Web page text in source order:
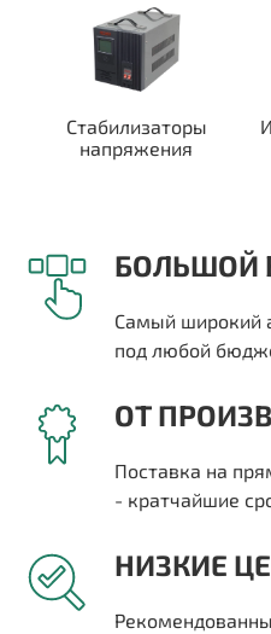
Стабилизаторы
напряжения
БОЛЬШОЙ
Самый широкий
под любой
ОТ
Поставка на
- кратчайшие
НИЗКИЕ